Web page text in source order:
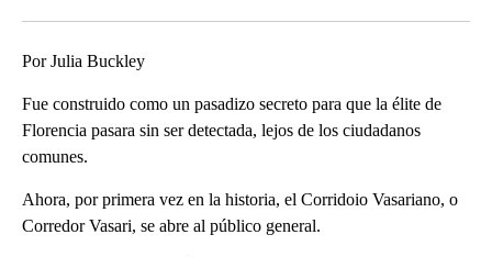
Por Julia Buckley
Fue construido como un pasadizo secreto para que la élite de
Florencia pasara sin ser detectada, lejos de los ciudadanos
comunes.
Ahora, por primera vez en la historia, el Corridoio Vasariano, o
Corredor Vasari, se abre al público general.